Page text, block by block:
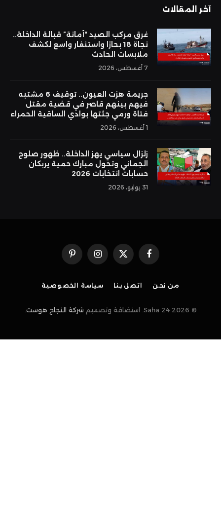
آخر المقالات
غرق مركب الصيد “أمانة” قبالة الداخلة..
نجاة 18 بحارًا واستنفار واسع لكشف
ملابسات الحادث
7 أغسطس، 2026
جريمة هزت العيون.. توقيف 6 مشتبه
فيهم بينهم قاصر في قضية مقتل
فتاة ورمي جثتها بوادي الساقية الحمراء
1 أغسطس، 2026
زلزال سياسي يهز الداخلة.. ظهور صلوح
الجماني وتحول مبارك حمية يربكان
حسابات انتخابات 2026
31 يوليو، 2026
فيسبوكX
(Twitter)
الانستغرامبينتيريست
من نحن اتصل بنا سياسة الخصوصية
© 2026 Saha 24. استضافة وتصميم شركة النجاح هوست